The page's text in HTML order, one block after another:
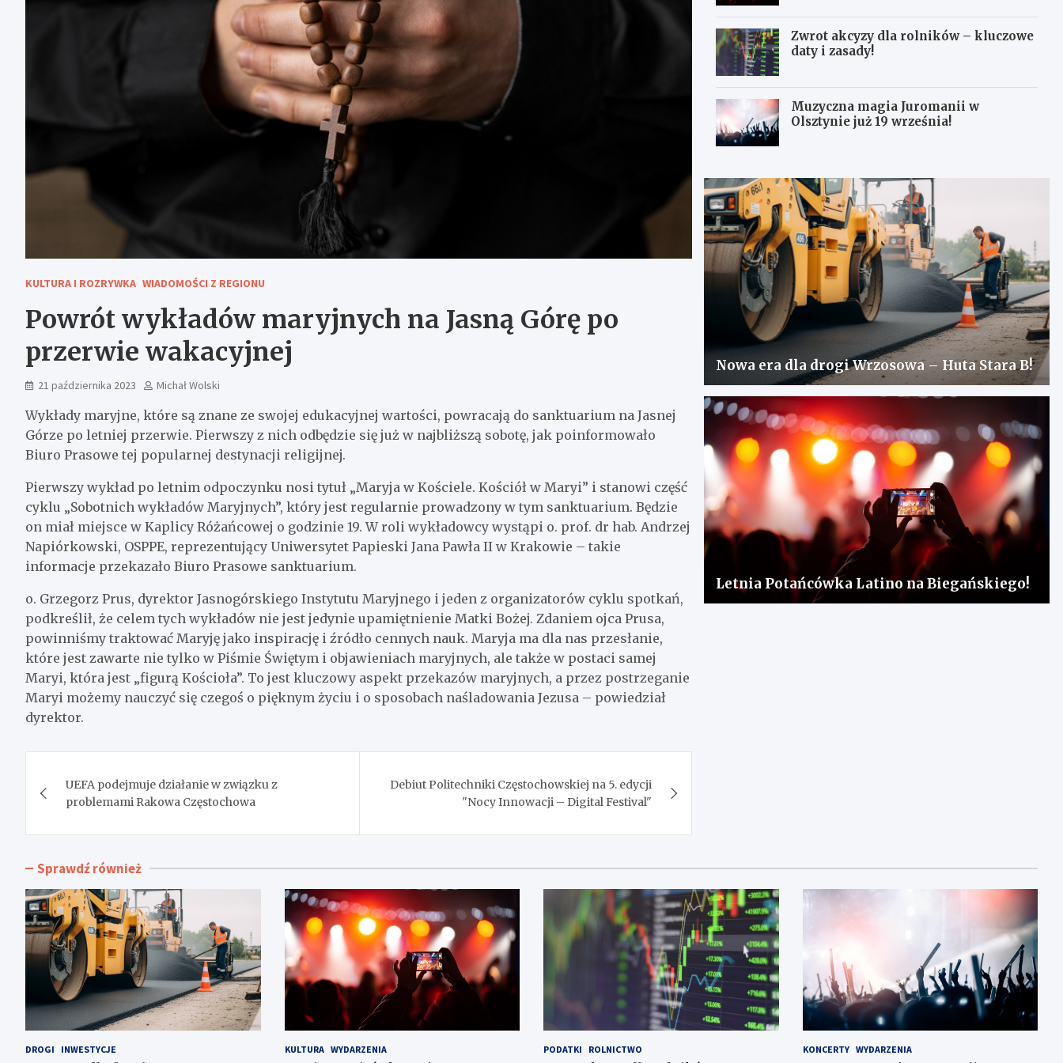
KULTURA I ROZRYWKA WIADOMOŚCI Z REGIONU
Powrót wykładów maryjnych na Jasną Górę po
przerwie wakacyjnej
21 października 2023 Michał Wolski
Wykłady maryjne, które są znane ze swojej edukacyjnej wartości, powracają do sanktuarium na Jasnej
Górze po letniej przerwie. Pierwszy z nich odbędzie się już w najbliższą sobotę, jak poinformowało
Biuro Prasowe tej popularnej destynacji religijnej.
Pierwszy wykład po letnim odpoczynku nosi tytuł „Maryja w Kościele. Kościół w Maryi” i stanowi część
cyklu „Sobotnich wykładów Maryjnych”, który jest regularnie prowadzony w tym sanktuarium. Będzie
on miał miejsce w Kaplicy Różańcowej o godzinie 19. W roli wykładowcy wystąpi o. prof. dr hab. Andrzej
Napiórkowski, OSPPE, reprezentujący Uniwersytet Papieski Jana Pawła II w Krakowie – takie
informacje przekazało Biuro Prasowe sanktuarium.
o. Grzegorz Prus, dyrektor Jasnogórskiego Instytutu Maryjnego i jeden z organizatorów cyklu spotkań,
podkreślił, że celem tych wykładów nie jest jedynie upamiętnienie Matki Bożej. Zdaniem ojca Prusa,
powinniśmy traktować Maryję jako inspirację i źródło cennych nauk. Maryja ma dla nas przesłanie,
które jest zawarte nie tylko w Piśmie Świętym i objawieniach maryjnych, ale także w postaci samej
Maryi, która jest „figurą Kościoła”. To jest kluczowy aspekt przekazów maryjnych, a przez postrzeganie
Maryi możemy nauczyć się czegoś o pięknym życiu i o sposobach naśladowania Jezusa – powiedział
dyrektor.
wpisu
UEFA podejmuje działanie w związku z
problemami Rakowa Częstochowa
Debiut Politechniki Częstochowskiej na 5. edycji
"Nocy Innowacji – Digital Festival"
Zwrot akcyzy dla rolników – kluczowe
daty i zasady!
Muzyczna magia Juromanii w
Olsztynie już 19 września!
Nowa era dla drogi Wrzosowa – Huta Stara B!
Letnia Potańcówka Latino na Biegańskiego!
Sprawdź również
DROGI INWESTYCJE KULTURA WYDARZENIA PODATKI ROLNICTWO KONCERTY WYDARZENIA